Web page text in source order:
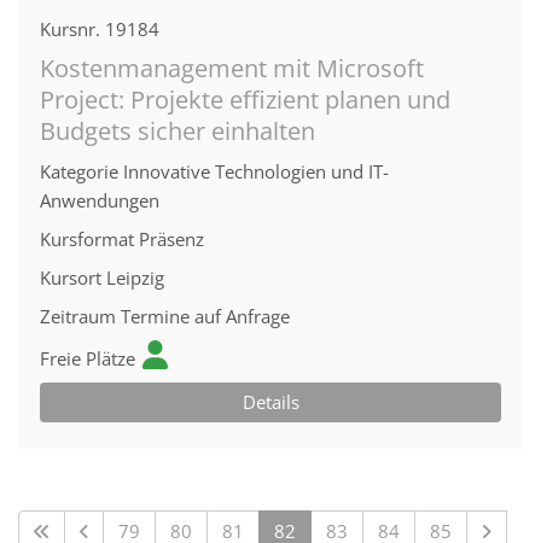
Kursnr. 19184
Kostenmanagement mit Microsoft
Project: Projekte effizient planen und
Budgets sicher einhalten
Kategorie Innovative Technologien und IT-
Anwendungen
Kursformat Präsenz
Kursort Leipzig
Zeitraum Termine auf Anfrage
Freie Plätze
Details
79 80 81 82 83 84 85